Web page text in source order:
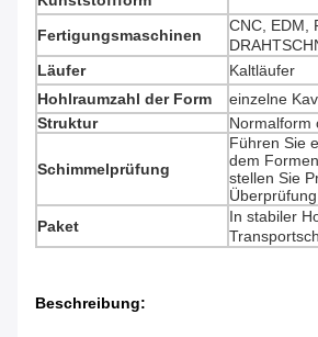
Fertigungsmaschinen
CNC, EDM,
Läufer
Kaltläufer
Hohlraumzahl der Form
einzelne
Struktur
Normalform
Schimmelprüfung
Führen Sie
dem
stellen Sie
Paket
In stabiler
Beschreibung: